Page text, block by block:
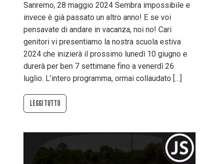
Sanremo, 28 maggio 2024 Sembra impossibile e
invece è già passato un altro anno! E se voi
pensavate di andare in vacanza, noi no! Cari
genitori vi presentiamo la nostra scuola estiva
2024 che inizierà il prossimo lunedì 10 giugno e
durerà per ben 7 settimane fino a venerdì 26
luglio. L’intero programma, ormai collaudato […]
LEGGI TUTTO